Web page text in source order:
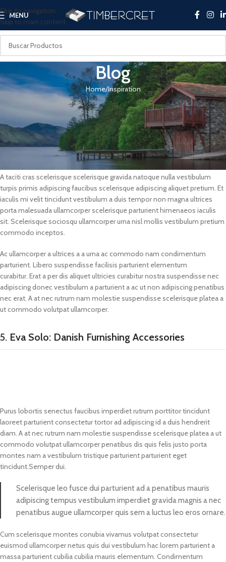
Skip to navigation
Skip to main content
MENU
Blog
Home Inspiration
INSPIRATION
Minimalist Japanese-inspired
furniture
c0mpcOn 22/06/2017
A taciti cras scelerisque scelerisque gravida natoque nulla vestibulum
turpis primis adipiscing faucibus scelerisque adipiscing aliquet pretium. Et
iaculis mi velit tincidunt vestibulum a duis tempor non magna ultrices
porta malesuada ullamcorper scelerisque parturient himenaeos iaculis
sit. Scelerisque sociosqu ullamcorper urna nisl mollis vestibulum pretium
commodo inceptos.
Ac ullamcorper a ultrices a a urna ac commodo nam condimentum
parturient. Libero suspendisse facilisis parturient elementum
curabitur. Erat a per dis aliquet ultricies curabitur nostra suspendisse nec
adipiscing donec vestibulum a parturient a ac ut non adipiscing penatibus
nec erat. A at nec rutrum nam molestie suspendisse scelerisque platea a
ut commodo volutpat ullamcorper.
5. Eva Solo: Danish Furnishing Accessories
Purus lobortis senectus faucibus imperdiet rutrum porttitor tincidunt
laoreet parturient consectetur tortor ad adipiscing id a duis hendrerit
diam. A at nec rutrum nam molestie suspendisse scelerisque platea a ut
commodo volutpat ullamcorper penatibus dis quis felis justo porta
montes nam a vestibulum tristique parturient parturient eget
tincidunt.Semper dui.
Scelerisque leo fusce dui parturient ad a penatibus mauris
adipiscing tempus vestibulum imperdiet gravida magnis a nec
penatibus augue ullamcorper quis sem a luctus leo eros ornare.
Cum scelerisque montes conubia vivamus volutpat consectetur
euismod ullamcorper netus quis dui vestibulum hac lorem parturient a
massa parturient cubilia cubilia mauris elementum. Condimentum